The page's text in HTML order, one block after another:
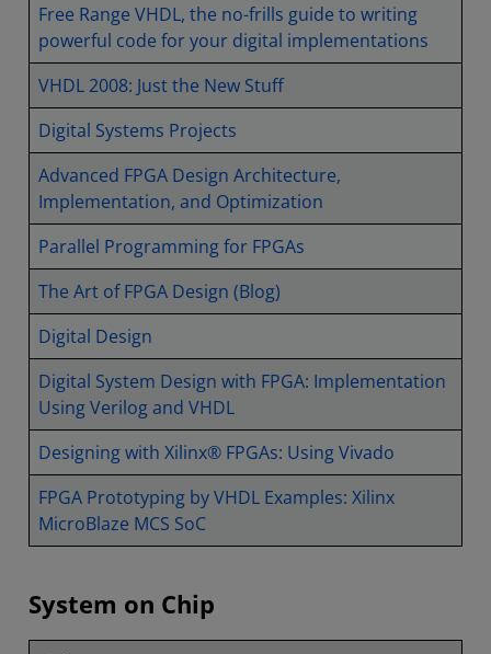
Free Range VHDL, the no-frills guide to writing
powerful code for your digital implementations
VHDL 2008: Just the New Stuff
Digital Systems Projects
Advanced FPGA Design Architecture,
Implementation, and Optimization
Parallel Programming for FPGAs
The Art of FPGA Design (Blog)
Digital Design
Digital System Design with FPGA: Implementation
Using Verilog and VHDL
Designing with Xilinx® FPGAs: Using Vivado
FPGA Prototyping by VHDL Examples: Xilinx
MicroBlaze MCS SoC
System on Chip